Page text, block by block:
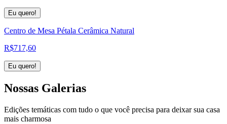
Eu quero!
Centro de Mesa Pétala Cerâmica Natural
R$717,60
Eu quero!
Nossas Galerias
Edições temáticas com tudo o que você precisa para deixar sua casa
mais charmosa